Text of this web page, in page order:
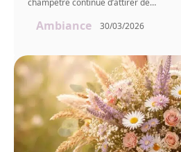
champêtre continue d’attirer de…
Ambiance 30/03/2026